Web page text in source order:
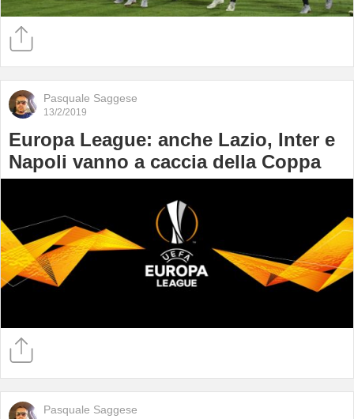
Pasquale Saggese
13/2/2019
Europa League: anche Lazio, Inter e
Napoli vanno a caccia della Coppa
Pasquale Saggese